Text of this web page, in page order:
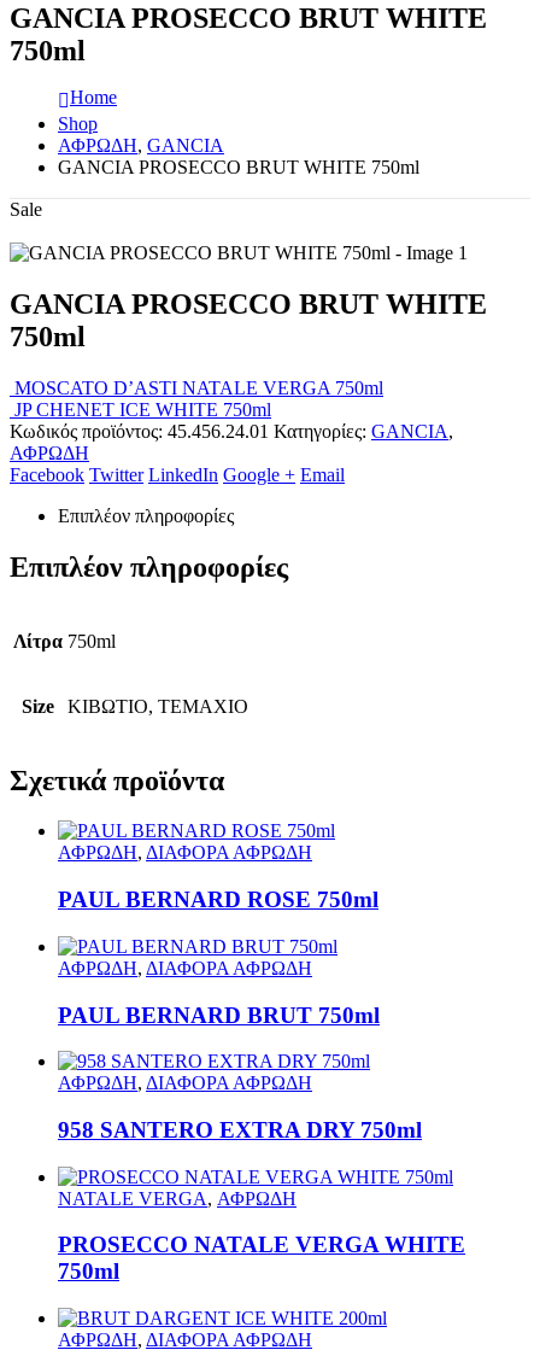
GANCIA PROSECCO BRUT WHITE
750ml
Home
Shop
ΑΦΡΩΔΗ, GANCIA
GANCIA PROSECCO BRUT WHITE 750ml
Sale
GANCIA PROSECCO BRUT WHITE
750ml
MOSCATO D’ASTI NATALE VERGA 750ml
JP CHENET ICE WHITE 750ml
Κωδικός προϊόντος: 45.456.24.01 Κατηγορίες: GANCIA,
ΑΦΡΩΔΗ
Facebook Twitter LinkedIn Google + Email
Επιπλέον πληροφορίες
Επιπλέον πληροφορίες
Λίτρα 750ml
Size ΚΙΒΩΤΙΟ, ΤΕΜΑΧΙΟ
Σχετικά προϊόντα
ΑΦΡΩΔΗ, ΔΙΑΦΟΡΑ ΑΦΡΩΔΗ
PAUL BERNARD ROSE 750ml
ΑΦΡΩΔΗ, ΔΙΑΦΟΡΑ ΑΦΡΩΔΗ
PAUL BERNARD BRUT 750ml
ΑΦΡΩΔΗ, ΔΙΑΦΟΡΑ ΑΦΡΩΔΗ
958 SANTERO EXTRA DRY 750ml
NATALE VERGA, ΑΦΡΩΔΗ
PROSECCO NATALE VERGA WHITE
750ml
ΑΦΡΩΔΗ, ΔΙΑΦΟΡΑ ΑΦΡΩΔΗ